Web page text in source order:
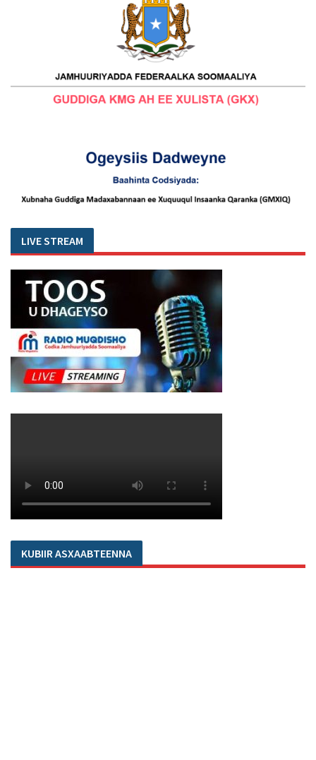
LIVE STREAM
KUBIIR ASXAABTEENNA